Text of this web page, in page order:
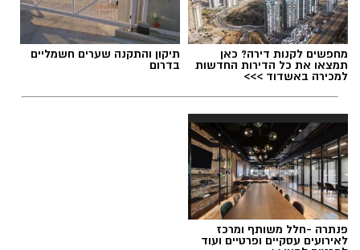
מחפשים לקנות דירה? כאן
תמצאו את כל הדירות החדשות
למכירה באשדוד >>>
תיקון והתקנה שערים חשמליים
בדרום
פנתרה -חלל משותף ומרכז
לאירועים עסקיים ופרטיים ועוד